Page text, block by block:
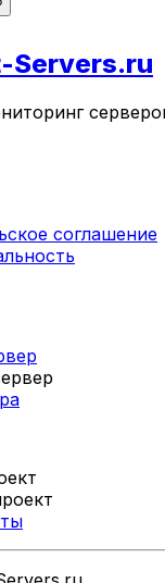
Servers.ru
соглашение